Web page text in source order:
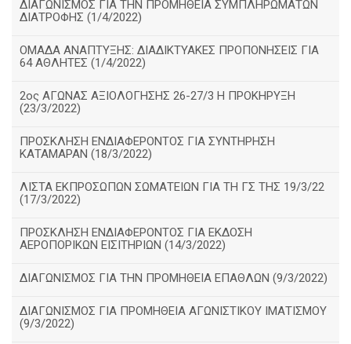
ΔΙΑΓΩΝΙΣΜΟΣ ΓΙΑ ΤΗΝ ΠΡΟΜΗΘΕΙΑ ΣΥΜΠΛΗΡΩΜΑΤΩΝ
ΔΙΑΤΡΟΦΗΣ (1/4/2022)
ΟΜΑΔΑ ΑΝΑΠΤΥΞΗΣ: ΔΙΑΔΙΚΤΥΑΚΕΣ ΠΡΟΠΟΝΗΣΕΙΣ ΓΙΑ
64 ΑΘΛΗΤΕΣ (1/4/2022)
2ος ΑΓΩΝΑΣ ΑΞΙΟΛΟΓΗΣΗΣ 26-27/3 Η ΠΡΟΚΗΡΥΞΗ
(23/3/2022)
ΠΡΟΣΚΛΗΣΗ ΕΝΔΙΑΦΕΡΟΝΤΟΣ ΓΙΑ ΣΥΝΤΗΡΗΣΗ
ΚΑΤΑΜΑΡΑΝ (18/3/2022)
ΛΙΣΤΑ ΕΚΠΡΟΣΩΠΩΝ ΣΩΜΑΤΕΙΩΝ ΓΙΑ ΤΗ ΓΣ ΤΗΣ 19/3/22
(17/3/2022)
ΠΡΟΣΚΛΗΣΗ ΕΝΔΙΑΦΕΡΟΝΤΟΣ ΓΙΑ ΕΚΔΟΣΗ
ΑΕΡΟΠΟΡΙΚΩΝ ΕΙΣΙΤΗΡΙΩΝ (14/3/2022)
ΔΙΑΓΩΝΙΣΜΟΣ ΓΙΑ ΤΗΝ ΠΡΟΜΗΘΕΙΑ ΕΠΑΘΛΩΝ (9/3/2022)
ΔΙΑΓΩΝΙΣΜΟΣ ΓΙΑ ΠΡΟΜΗΘΕΙΑ ΑΓΩΝΙΣΤΙΚΟΥ ΙΜΑΤΙΣΜΟΥ
(9/3/2022)